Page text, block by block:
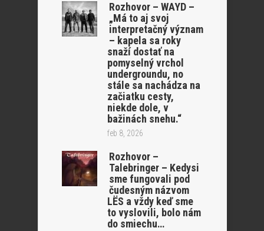
Rozhovor – WAYD –
„Má to aj svoj
interpretačný význam
– kapela sa roky
snaží dostať na
pomyselný vrchol
undergroundu, no
stále sa nachádza na
začiatku cesty,
niekde dole, v
bažinách snehu.“
feb 8, 2026
Rozhovor –
Talebringer – Kedysi
sme fungovali pod
čudesným názvom
LËS a vždy keď sme
to vyslovili, bolo nám
do smiechu…